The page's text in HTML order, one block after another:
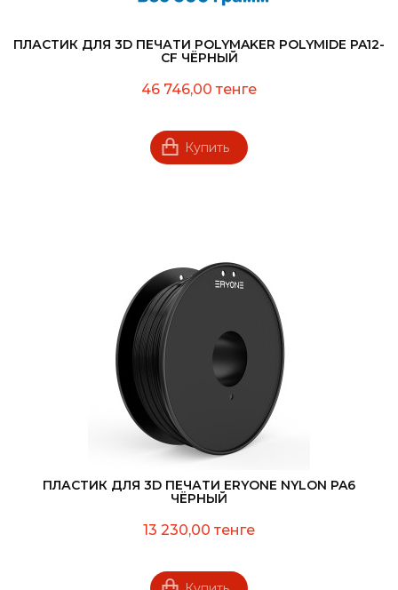
ПЛАСТИК ДЛЯ 3D ПЕЧАТИ POLYMAKER POLYMIDE PA12-
CF ЧЁРНЫЙ
46 746,00 тенге
Купить
ПЛАСТИК ДЛЯ 3D ПЕЧАТИ ERYONE NYLON PA6
ЧЁРНЫЙ
13 230,00 тенге